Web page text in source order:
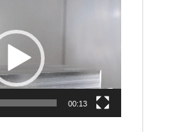
00:13